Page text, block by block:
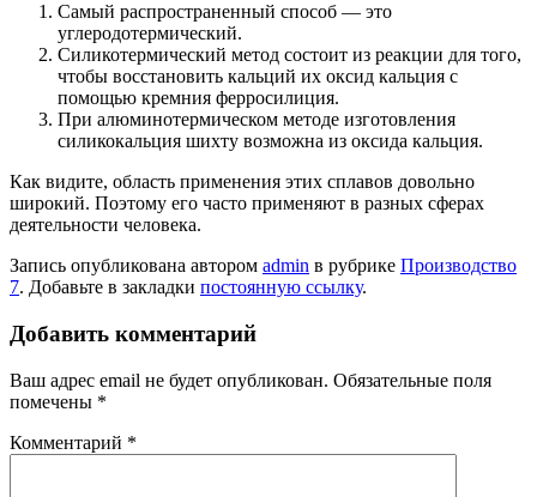
Самый распространенный способ — это
углеродотермический.
Силикотермический метод состоит из реакции для того,
чтобы восстановить кальций их оксид кальция с
помощью кремния ферросилиция.
При алюминотермическом методе изготовления
силикокальция шихту возможна из оксида кальция.
Как видите, область применения этих сплавов довольно
широкий. Поэтому его часто применяют в разных сферах
деятельности человека.
Запись опубликована автором admin в рубрике Производство
7. Добавьте в закладки постоянную ссылку.
Добавить комментарий
Ваш адрес email не будет опубликован. Обязательные поля
помечены *
Комментарий *